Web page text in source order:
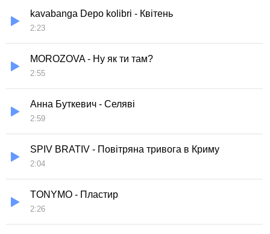
kavabanga Depo kolibri - Квітень
2:23
MOROZOVA - Ну як ти там?
2:55
Анна Буткевич - Селяві
2:59
SPIV BRATIV - Повітряна тривога в Криму
2:04
TONYMO - Пластир
2:26